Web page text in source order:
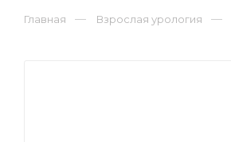
Главная Взрослая урология